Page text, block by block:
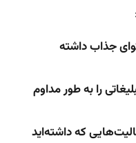
جذاب داشته
را به طور مداوم
که داشته‌اید